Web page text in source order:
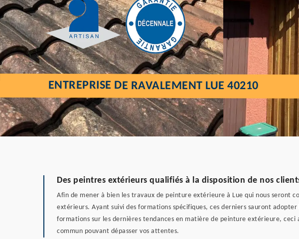
ENTREPRISE DE RAVALEMENT LUE 40210
Des peintres extérieurs qualifiés à la disposition de nos
Afin de mener à bien les travaux de peinture extérieure à Lue qui nous
extérieurs. Ayant suivi des formations spécifiques, ces derniers sauront
formations sur les dernières tendances en matière de peinture extérieure,
commun pouvant dépasser vos attentes.